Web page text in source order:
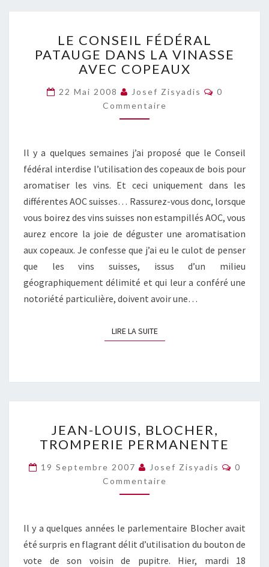
CONSEIL
FÉDÉRAL
PATAUGE
LA
VINASSE
AVEC
LE CONSEIL FÉDÉRAL
PATAUGE DANS LA VINASSE
AVEC COPEAUX
22 Mai 2008 Josef Zisyadis
0
Commentaire
Il y a quelques semaines j’ai proposé que le Conseil
fédéral interdise l’utilisation des copeaux de bois pour
aromatiser les vins. Et ceci uniquement dans les
différentes AOC suisses… Rassurez-vous donc, lorsque
vous boirez des vins suisses non estampillés AOC, vous
aurez encore la joie de déguster une aromatisation
aux copeaux. Je confesse que j’ai eu le culot de penser
que les vins suisses, issus d’un milieu
géographiquement délimité et qui leur a conféré une
notoriété particulière, doivent avoir une…
LIRE LA SUITELIRE LA SUITE
LOUIS,
BLOCHER,
PERMANENTE
JEAN-LOUIS, BLOCHER,
TROMPERIE PERMANENTE
19 Septembre 2007 Josef Zisyadis
0
Commentaire
Il y a quelques années le parlementaire Blocher avait
été surpris en flagrant délit d’utilisation du bouton de
vote de son voisin de pupitre. Hier, mardi 18